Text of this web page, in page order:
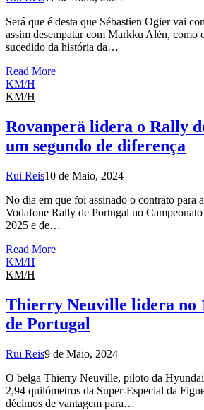
Será que é desta que Sébastien Ogier vai
assim desempatar com Markku Alén, como
sucedido da história da…
Read More
KM/H
KM/H
Rovanperä lidera o Rally
um segundo de diferença
Rui Reis10 de Maio, 2024
No dia em que foi assinado o contrato para
Vodafone Rally de Portugal no
2025 e de…
Read More
KM/H
KM/H
Thierry Neuville lidera no
de Portugal
Rui Reis9 de Maio, 2024
O belga Thierry Neuville, piloto da
2,94 quilómetros da Super-Especial da
décimos de vantagem para…